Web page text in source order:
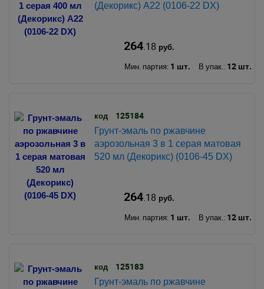
(Декорикс) A22 (0106-22 DX)
264.18 руб.
Мин. партия: 1 шт. В упак.: 12 шт.
код 125184
Грунт-эмаль по ржавчине
аэрозольная 3 в 1 серая матовая
520 мл (Декорикс) (0106-45 DX)
264.18 руб.
Мин. партия: 1 шт. В упак.: 12 шт.
код 125183
Грунт-эмаль по ржавчине